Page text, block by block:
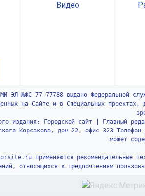
Видео
ЭЛ №ФС 77-77788 выдано Федеральной
на Сайте и в Специальных
издания: Городской сайт | Главный
Корсакова, дом 22, офис 323
может
применяются рекомендательные
относящихся к предпочтениям